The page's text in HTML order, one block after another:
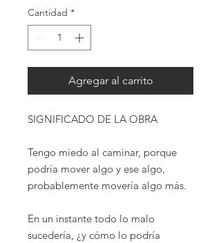
Cantidad *
Agregar al carrito
SIGNIFICADO DE LA OBRA
Tengo miedo al caminar, porque
podría mover algo y ese algo,
probablemente movería algo más.
En un instante todo lo malo
sucedería, ¿y cómo lo podría